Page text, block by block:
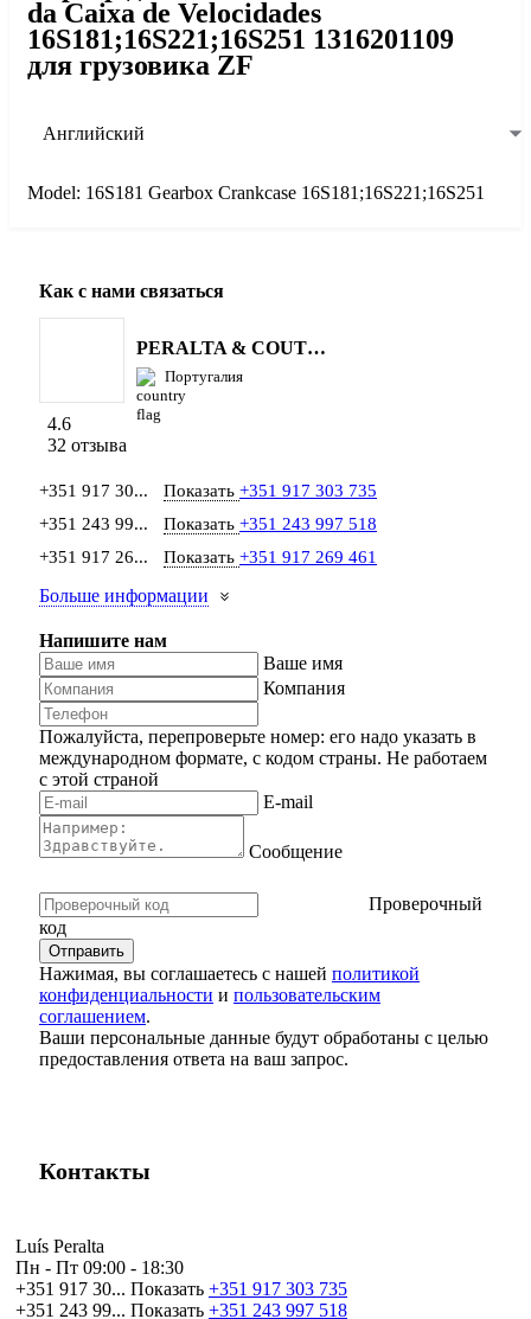
da Caixa de Velocidades
16S181;16S221;16S251 1316201109
для грузовика ZF
Английский
Model: 16S181 Gearbox Crankcase 16S181;16S221;16S251
Как с нами связаться
PERALTA & COUTINHO S.A.
Португалия
4.6
32 отзыва
+351 917 30... Показать +351 917 303 735
+351 243 99...
Показать +351 243 997 518
+351 917 26...
Показать +351 917 269 461
Больше информации
Напишите нам
Ваше имя
Компания
Пожалуйста, перепроверьте номер: его надо указать в
международном формате, с кодом страны. Не работаем
с этой страной
E-mail
Сообщение
Проверочный
код
Нажимая, вы соглашаетесь с нашей политикой
конфиденциальности и пользовательским
соглашением.
Ваши персональные данные будут обработаны с целью
предоставления ответа на ваш запрос.
Контакты
Luís Peralta
Пн - Пт 09:00 - 18:30
+351 917 30... Показать +351 917 303 735
+351 243 99... Показать +351 243 997 518